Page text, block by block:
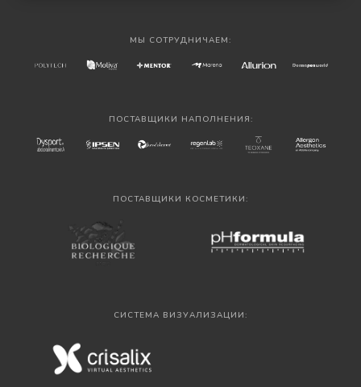
МЫ СОТРУДНИЧАЕМ:
ПОСТАВЩИКИ НАПОЛНЕНИЯ:
ПОСТАВЩИКИ КОСМЕТИКИ:
СИСТЕМА ВИЗУАЛИЗАЦИИ: